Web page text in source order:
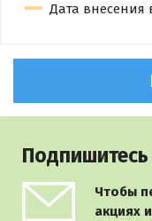
Дата внесения
Чтобы
акциях